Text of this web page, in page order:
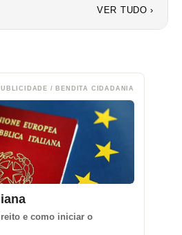
VER TUDO ›
/ BENDITA CIDADANIA
e como iniciar o